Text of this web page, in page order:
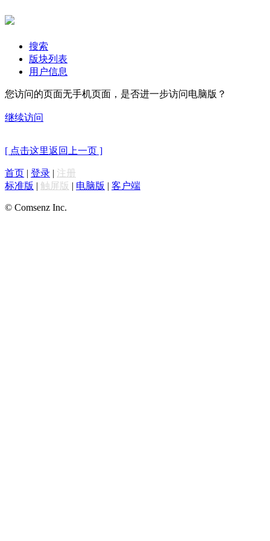
搜索
版块列表
用户信息
您访问的页面无手机页面，是否进一步访问电脑版？
继续访问
[ 点击这里返回上一页 ]
首页 | 登录 | 注册
标准版 | 触屏版 | 电脑版 | 客户端
© Comsenz Inc.